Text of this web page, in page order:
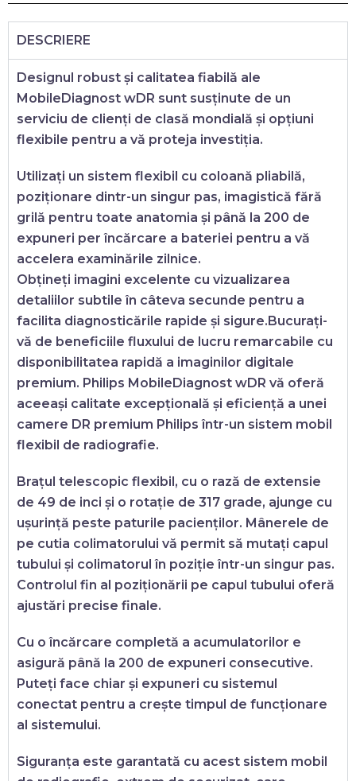
DESCRIERE
Designul robust și calitatea fiabilă ale
MobileDiagnost wDR sunt susținute de un
serviciu de clienți de clasă mondială și opțiuni
flexibile pentru a vă proteja investiția.
Utilizați un sistem flexibil cu coloană pliabilă,
poziționare dintr-un singur pas, imagistică fără
grilă pentru toate anatomia și până la 200 de
expuneri per încărcare a bateriei pentru a vă
accelera examinările zilnice.
Obțineți imagini excelente cu vizualizarea
detaliilor subtile în câteva secunde pentru a
facilita diagnosticările rapide și sigure.Bucurați-
vă de beneficiile fluxului de lucru remarcabile cu
disponibilitatea rapidă a imaginilor digitale
premium. Philips MobileDiagnost wDR vă oferă
aceeași calitate excepțională și eficiență a unei
camere DR premium Philips într-un sistem mobil
flexibil de radiografie.
Brațul telescopic flexibil, cu o rază de extensie
de 49 de inci și o rotație de 317 grade, ajunge cu
ușurință peste paturile pacienților. Mânerele de
pe cutia colimatorului vă permit să mutați capul
tubului și colimatorul în poziție într-un singur pas.
Controlul fin al poziționării pe capul tubului oferă
ajustări precise finale.
Cu o încărcare completă a acumulatorilor e
asigură până la 200 de expuneri consecutive.
Puteți face chiar și expuneri cu sistemul
conectat pentru a crește timpul de funcționare
al sistemului.
Siguranța este garantată cu acest sistem mobil